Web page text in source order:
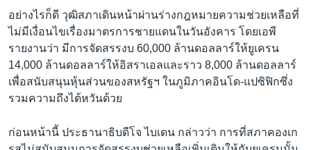
อย่างไรก็ดี วุฒิสภาเดินหน้าผ่านร่างกฎหมายความช่วยเหลือที่
ไม่มีเงื่อนไขเรื่องมาตรการชายแดนในวันอังคาร โดยเอพี
รายงานว่า มีการจัดสรรงบ 60,000 ล้านดอลลาร์ให้ยูเครน
14,000 ล้านดอลลาร์ให้อิสราเอลและราว 8,000 ล้านดอลลาร์
เพื่อสนับสนุนหุ้นส่วนของสหรัฐฯ ในภูมิภาคอินโด-แปซิฟิกซึ่ง
รวมความถึงไต้หวันด้วย
ก่อนหน้านี้ ประธานาธิบดีโจ ไบเดน กล่าวว่า การที่สภาคองเก